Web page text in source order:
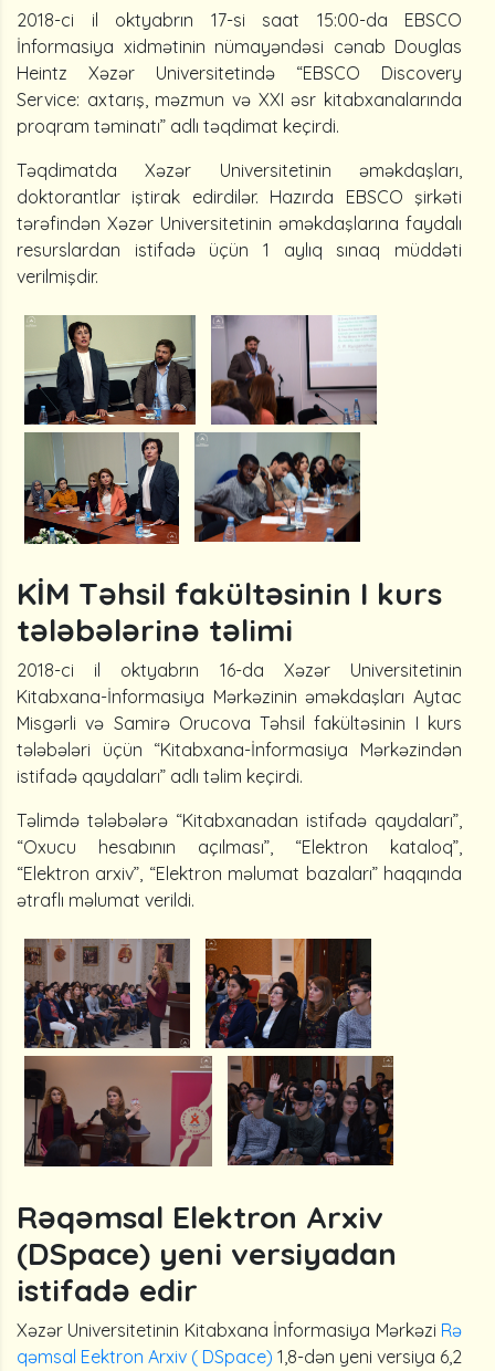
2018-ci il oktyabrın 17-si saat 15:00-da EBSCO
İnformasiya xidmətinin nümayəndəsi cənab Douglas
Heintz Xəzər Universitetində “EBSCO Discovery
Service: axtarış, məzmun və XXI əsr kitabxanalarında
proqram təminatı” adlı təqdimat keçirdi.
Təqdimatda Xəzər Universitetinin əməkdaşları,
doktorantlar iştirak edirdilər. Hazırda EBSCO şirkəti
tərəfindən Xəzər Universitetinin əməkdaşlarına faydalı
resurslardan istifadə üçün 1 aylıq sınaq müddəti
verilmişdir.
KİM Təhsil fakültəsinin I kurs
tələbələrinə təlimi
2018-ci il oktyabrın 16-da Xəzər Universitetinin
Kitabxana-İnformasiya Mərkəzinin əməkdaşları Aytac
Misgərli və Samirə Orucova Təhsil fakültəsinin I kurs
tələbələri üçün “Kitabxana-İnformasiya Mərkəzindən
istifadə qaydaları” adlı təlim keçirdi.
Təlimdə tələbələrə “Kitabxanadan istifadə qaydaları”,
“Oxucu hesabının açılması”, “Elektron kataloq”,
“Elektron arxiv”, “Elektron məlumat bazaları” haqqında
ətraflı məlumat verildi.
Rəqəmsal Elektron Arxiv
(DSpace) yeni versiyadan
istifadə edir
Xəzər Universitetinin Kitabxana İnformasiya Mərkəzi Rə
qəmsal Eektron Arxiv ( DSpace) 1,8-dən yeni versiya 6,2